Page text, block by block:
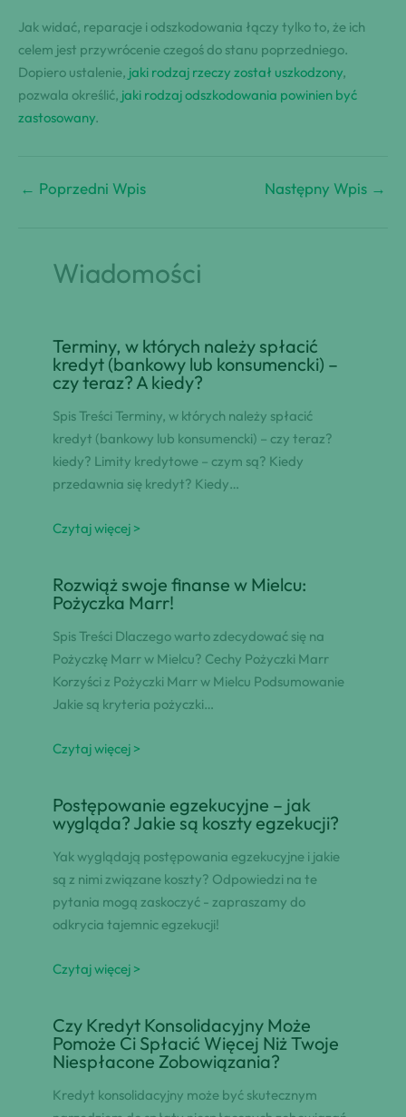
Jak widać, reparacje i odszkodowania łączy tylko to, że ich
celem jest przywrócenie czegoś do stanu poprzedniego.
Dopiero ustalenie, jaki rodzaj rzeczy został uszkodzony,
pozwala określić, jaki rodzaj odszkodowania powinien być
zastosowany.
← Poprzedni Wpis Następny Wpis →
Wiadomości
Terminy, w których należy spłacić
kredyt (bankowy lub konsumencki) –
czy teraz? A kiedy?
Spis Treści Terminy, w których należy spłacić
kredyt (bankowy lub konsumencki) – czy teraz?
kiedy? Limity kredytowe – czym są? Kiedy
przedawnia się kredyt? Kiedy…
Czytaj więcej >
Rozwiąż swoje finanse w Mielcu:
Pożyczka Marr!
Spis Treści Dlaczego warto zdecydować się na
Pożyczkę Marr w Mielcu? Cechy Pożyczki Marr
Korzyści z Pożyczki Marr w Mielcu Podsumowanie
Jakie są kryteria pożyczki…
Czytaj więcej >
Postępowanie egzekucyjne – jak
wygląda? Jakie są koszty egzekucji?
Yak wyglądają postępowania egzekucyjne i jakie
są z nimi związane koszty? Odpowiedzi na te
pytania mogą zaskoczyć - zapraszamy do
odkrycia tajemnic egzekucji!
Czytaj więcej >
Czy Kredyt Konsolidacyjny Może
Pomoże Ci Spłacić Więcej Niż Twoje
Niespłacone Zobowiązania?
Kredyt konsolidacyjny może być skutecznym